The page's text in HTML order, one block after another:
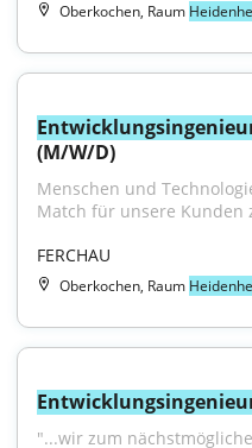
Oberkochen, Raum
(M/W/D)
Menschen und
Match für unsere Kunden
FERCHAU
Oberkochen, Raum